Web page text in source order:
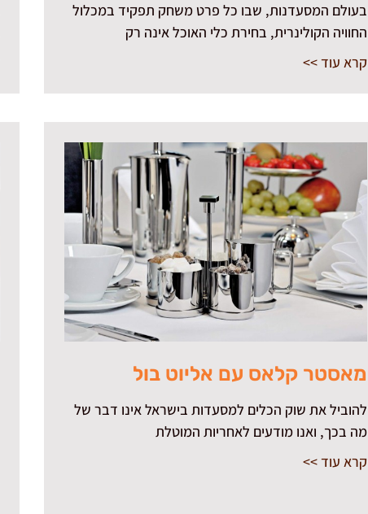
בעולם המסעדנות, שבו כל פרט משחק תפקיד במכלול
החוויה הקולינרית, בחירת כלי האוכל אינה רק
קרא עוד >>
מאסטר קלאס עם אליוט בול
להוביל את שוק הכלים למסעדות בישראל אינו דבר של
מה בכך, ואנו מודעים לאחריות המוטלת
קרא עוד >>